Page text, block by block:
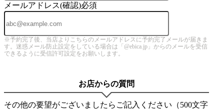
メールアドレス(確認)必須
※予約完了後、当店よりこちらのメールアドレスに予約完了メールが届きま
す。迷惑メール防止設定をしている場合は「@ebica.jp」からのメールを受信
できるように受信許可設定をお願いします。
お店からの質問
その他の要望がございましたらご記入ください（500文字